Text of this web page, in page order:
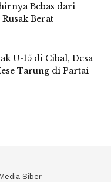
Bebas dari
Berat
U-15 di Cibal, Desa
Tarung di Partai
Siber